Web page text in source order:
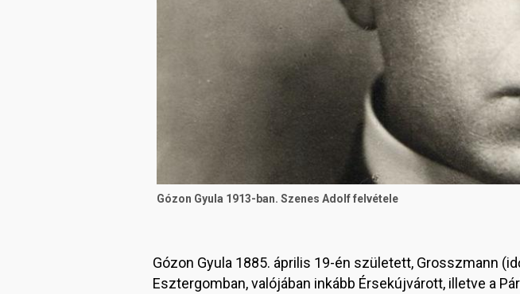
Gózon Gyula 1913-ban. Szenes Adolf felvétele
Gózon Gyula 1885. április 19-én született, Grosszmann
Esztergomban, valójában inkább Érsekújvárott, illetve a